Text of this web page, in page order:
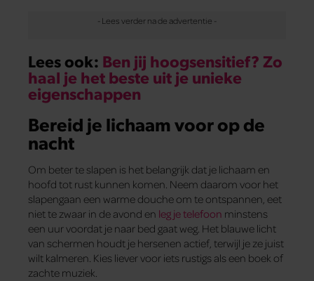
Lees ook: Ben jij hoogsensitief? Zo
haal je het beste uit je unieke
eigenschappen
Bereid je lichaam voor op de
nacht
Om beter te slapen is het belangrijk dat je lichaam en
hoofd tot rust kunnen komen. Neem daarom voor het
slapengaan een warme douche om te ontspannen, eet
niet te zwaar in de avond en leg je telefoon minstens
een uur voordat je naar bed gaat weg. Het blauwe licht
van schermen houdt je hersenen actief, terwijl je ze juist
wilt kalmeren. Kies liever voor iets rustigs als een boek of
zachte muziek.